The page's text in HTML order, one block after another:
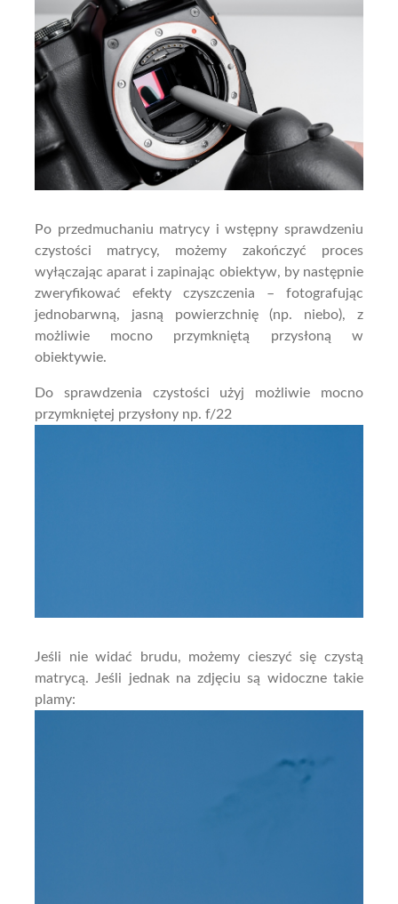
Po przedmuchaniu matrycy i wstępny sprawdzeniu
czystości matrycy, możemy zakończyć proces
wyłączając aparat i zapinając obiektyw, by następnie
zweryfikować efekty czyszczenia – fotografując
jednobarwną, jasną powierzchnię (np. niebo), z
możliwie mocno przymkniętą przysłoną w
obiektywie.
Do sprawdzenia czystości użyj możliwie mocno
przymkniętej przysłony np. f/22
Jeśli nie widać brudu, możemy cieszyć się czystą
matrycą. Jeśli jednak na zdjęciu są widoczne takie
plamy: